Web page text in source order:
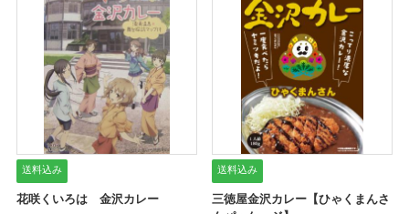
送料込み
花咲くいろは 金沢カレー
送料込み
三徳屋金沢カレー【ひゃくまんさ